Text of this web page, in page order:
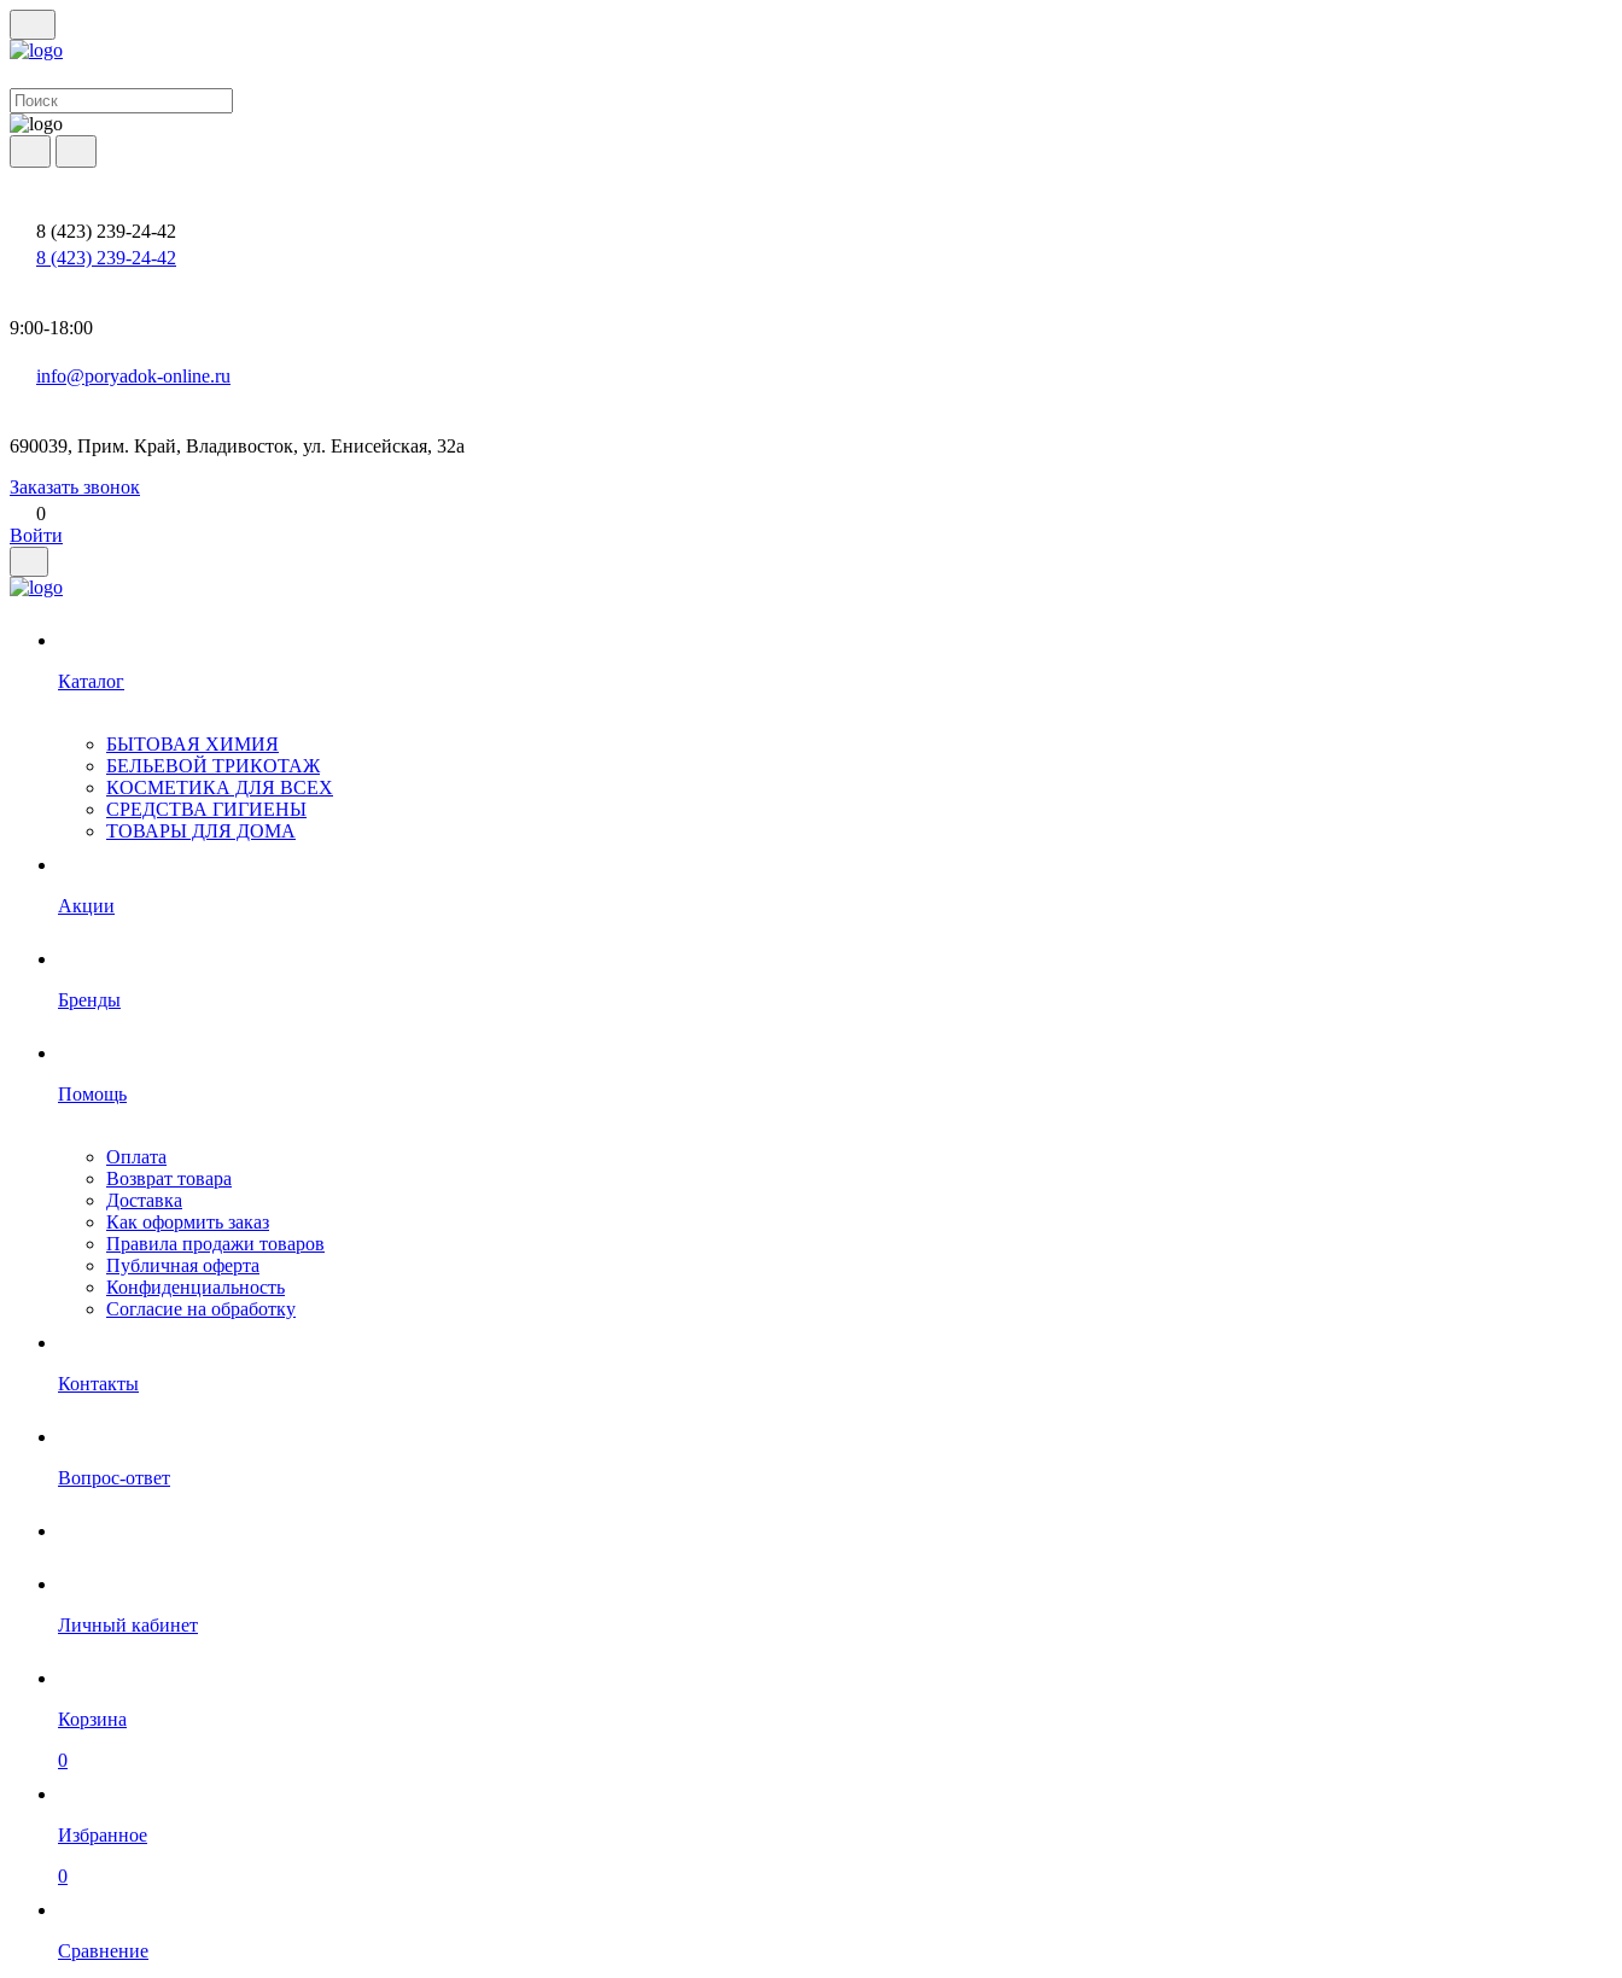
8 (423) 239-24-42
8 (423) 239-24-42
9:00-18:00
info@poryadok-online.ru
690039, Прим. Край, Владивосток, ул. Енисейская, 32а
Заказать звонок
0
Войти
Каталог
БЫТОВАЯ ХИМИЯ
БЕЛЬЕВОЙ ТРИКОТАЖ
КОСМЕТИКА ДЛЯ ВСЕХ
СРЕДСТВА ГИГИЕНЫ
ТОВАРЫ ДЛЯ ДОМА
Акции
Бренды
Помощь
Оплата
Возврат товара
Доставка
Как оформить заказ
Правила продажи товаров
Публичная оферта
Конфиденциальность
Согласие на обработку
Контакты
Вопрос-ответ
Личный кабинет
Корзина
0
Избранное
0
Сравнение